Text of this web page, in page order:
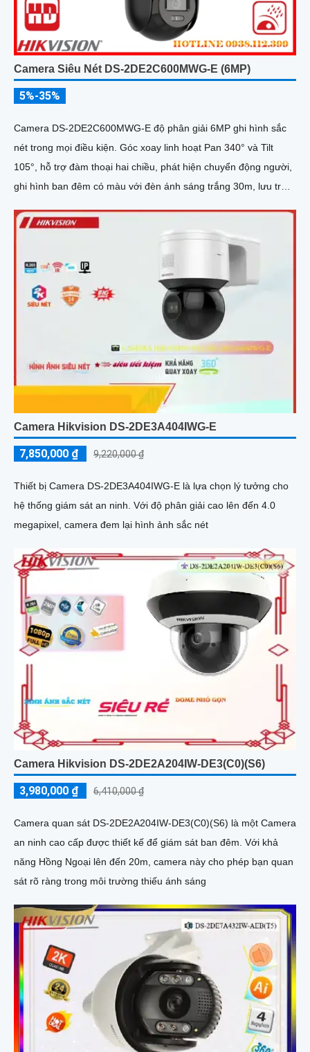
Camera Siêu Nét DS-2DE2C600MWG-E (6MP)
5%-35%
Camera DS-2DE2C600MWG-E độ phân giải 6MP ghi hình sắc
nét trong mọi điều kiện. Góc xoay linh hoạt Pan 340° và Tilt
105°, hỗ trợ đàm thoại hai chiều, phát hiện chuyển động người,
ghi hình ban đêm có màu với đèn ánh sáng trắng 30m, lưu trữ
Camera Hikvision DS-2DE3A404IWG-E
7,850,000 ₫ 9,220,000 ₫
Thiết bị Camera DS-2DE3A404IWG-E là lựa chọn lý tưởng cho
hệ thống giám sát an ninh. Với độ phân giải cao lên đến 4.0
megapixel, camera đem lại hình ảnh sắc nét
Camera Hikvision DS-2DE2A204IW-DE3(C0)(S6)
3,980,000 ₫ 6,410,000 ₫
Camera quan sát DS-2DE2A204IW-DE3(C0)(S6) là một Camera
an ninh cao cấp được thiết kế để giám sát ban đêm. Với khả
năng Hồng Ngoại lên đến 20m, camera này cho phép bạn quan
sát rõ ràng trong môi trường thiếu ánh sáng